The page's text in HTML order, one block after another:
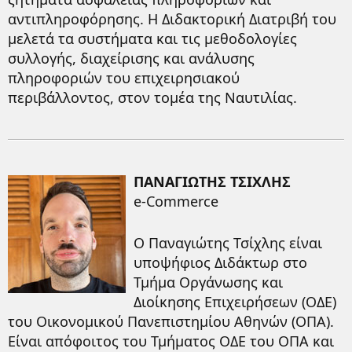
αντιπληροφόρησης. Η Διδακτορική Διατριβή του
μελετά τα συστήματα και τις μεθοδολογίες
συλλογής, διαχείρισης και ανάλυσης
πληροφοριών του επιχειρησιακού
περιβάλλοντος, στον τομέα της Ναυτιλίας.
ΠΑΝΑΓΙΩΤΗΣ ΤΣΙΧΛΗΣ
e-Commerce
Ο Παναγιώτης Τσίχλης είναι
υποψήφιος Διδάκτωρ στο
Τμήμα Οργάνωσης και
Διοίκησης Επιχειρήσεων (ΟΔΕ)
του Οικονομικού Πανεπιστημίου Αθηνών (ΟΠΑ).
Είναι απόφοιτος του Τμήματος ΟΔΕ του ΟΠΑ και